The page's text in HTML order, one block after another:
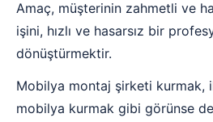
Amaç, müşterinin zahmetli ve
işini, hızlı ve hasarsız bir
dönüştürmektir.
Mobilya montaj şirketi kurmak,
mobilya kurmak gibi görünse